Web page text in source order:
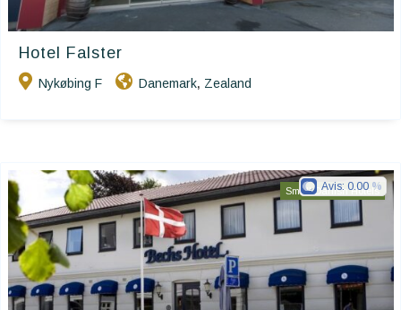
Hotel Falster
Nykøbing F Danemark, Zealand
Small Danish Hotels
Avis: 0.00